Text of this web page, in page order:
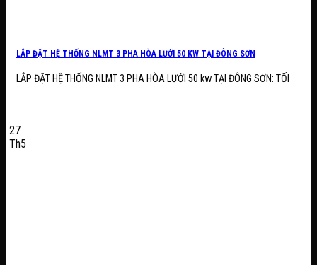
LẮP ĐẶT HỆ THỐNG NLMT 3 PHA HÒA LƯỚI 50 KW TẠI ĐÔNG SƠN
LẮP ĐẶT HỆ THỐNG NLMT 3 PHA HÒA LƯỚI 50 kw TẠI ĐÔNG SƠN: TỐI
27
Th5